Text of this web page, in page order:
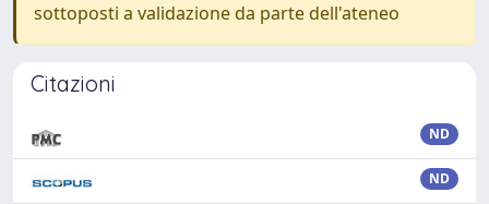
sottoposti a validazione da parte dell'ateneo
Citazioni
ND
ND